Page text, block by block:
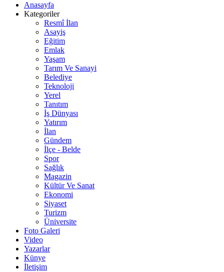
Anasayfa
Kategoriler
Resmî İlan
Asayiş
Eğitim
Emlak
Yaşam
Tarım Ve Sanayi
Belediye
Teknoloji
Yerel
Tanıtım
İş Dünyası
Yatırım
İlan
Gündem
İlçe - Belde
Spor
Sağlık
Magazin
Kültür Ve Sanat
Ekonomi
Siyaset
Turizm
Üniversite
Foto Galeri
Video
Yazarlar
Künye
İletişim